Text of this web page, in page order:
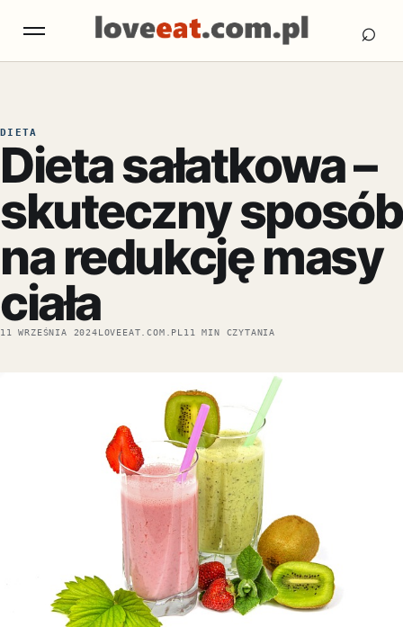
Otwórz menu ⌕
DIETA
Dieta sałatkowa –
skuteczny sposób
na redukcję masy
ciała
11 WRZEŚNIA 2024LOVEEAT.COM.PL 11 MIN CZYTANIA